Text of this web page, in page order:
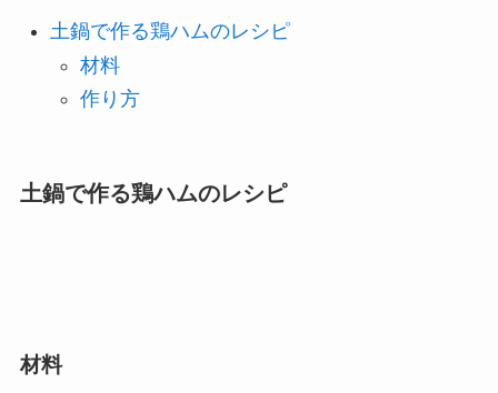
土鍋で作る鶏ハムのレシピ
材料
作り方
土鍋で作る鶏ハムのレシピ
材料